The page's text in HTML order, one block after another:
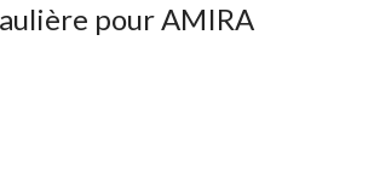
pour AMIRA